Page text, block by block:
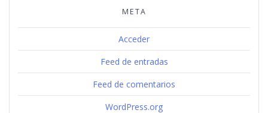
META
Acceder
Feed de entradas
Feed de comentarios
WordPress.org